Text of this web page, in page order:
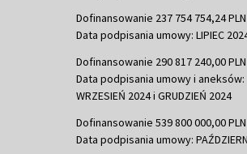
Dofinansowanie 237 754 754,24 PLN
Data podpisania umowy: LIPIEC
Dofinansowanie 290 817 240,00 PLN
Data podpisania umowy i aneksów:
WRZESIEŃ 2024 i GRUDZIEŃ 2024
Dofinansowanie 539 800 000,00 PLN
Data podpisania umowy: